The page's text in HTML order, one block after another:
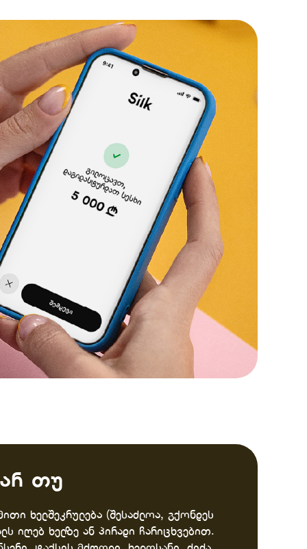
თუ
ხელშეკრულება (შესაძლოა, გქონდეს
იღებ ხელზე ან პირადი ჩარიცხვებით.